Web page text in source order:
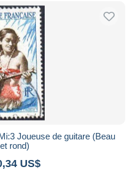
Joueuse de guitare (Beau
rond)
US$